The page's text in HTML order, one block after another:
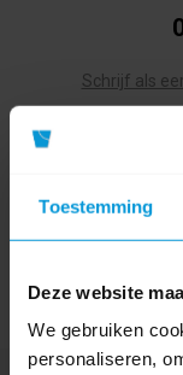
Toestemming
Deze website
We gebruiken
personaliseren,
Schrijf als